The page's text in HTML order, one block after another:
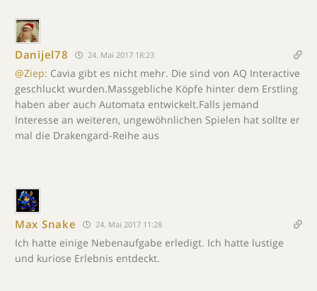
Danijel78 24. Mai 2017 18:23
@Ziep: Cavia gibt es nicht mehr. Die sind von AQ Interactive
geschluckt wurden.Massgebliche Köpfe hinter dem Erstling
haben aber auch Automata entwickelt.Falls jemand
Interesse an weiteren, ungewöhnlichen Spielen hat sollte er
mal die Drakengard-Reihe aus
Max Snake 24. Mai 2017 11:28
Ich hatte einige Nebenaufgabe erledigt. Ich hatte lustige
und kuriose Erlebnis entdeckt.